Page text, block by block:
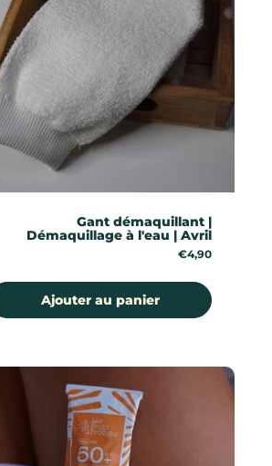
Gant démaquillant |
Démaquillage à l'eau | Avril
Prix:
€4,90
Ajouter au panier